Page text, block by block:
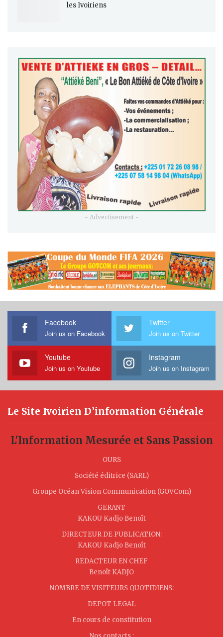
les Ivoiriens
- Advertisement -
Facebook
Join us on Facebook
Twitter
Join us on Twitter
Youtube
Join us on Youtube
Instagram
Join us on Instagram
Le Site Ivoirien D’information Générale
L'Information Mesurée et Sans Passion
OURS
Société éditrice (SARL)
Groupe Océan Vision Communication (GOVCom)
GERANT
KAKOU Kadjo Benoît
DIRECTEUR DE PUBLICATION:
KAKOU Kadjo Benoît
REDACTEUR EN CHEF
Benoît KADJO
NOMBRE DE VISITEURS QUOTIDIENS:
DEPOT LEGAL
En cours de constitution